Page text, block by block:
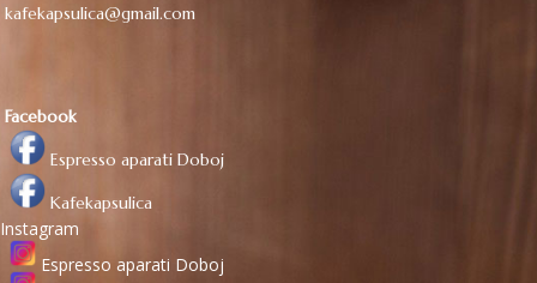
kafekapsulica@gmail.com
Facebook
Espresso aparati Doboj
Kafekapsulica
Instagram
Espresso aparati Doboj